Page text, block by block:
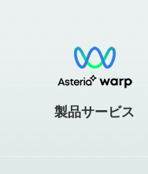
製品サービス